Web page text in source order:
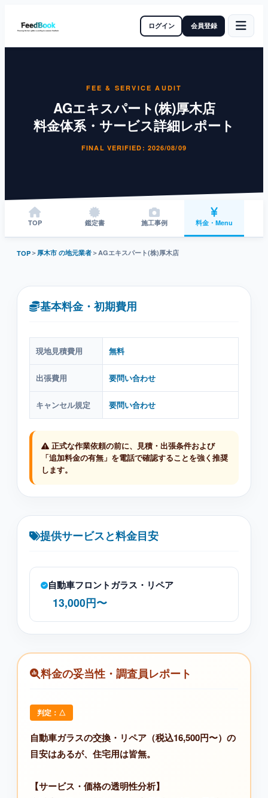
ログイン 会員登録
FEE & SERVICE AUDIT
AGエキスパート(株)厚木店
料金体系・サービス詳細レポート
FINAL VERIFIED: 2026/08/09
TOP 鑑定書 施工事例 料金・Menu
TOP＞ 厚木市 の地元業者＞AGエキスパート(株)厚木店
基本料金・初期費用
現地見積費用 無料
出張費用 要問い合わせ
キャンセル規定 要問い合わせ
正式な作業依頼の前に、見積・出張条件および
「追加料金の有無」を電話で確認することを強く推奨
します。
提供サービスと料金目安
自動車フロントガラス・リペア
13,000円〜
料金の妥当性・調査員レポート
判定：△
自動車ガラスの交換・リペア（税込16,500円〜）の
目安はあるが、住宅用は皆無。
【サービス・価格の透明性分析】